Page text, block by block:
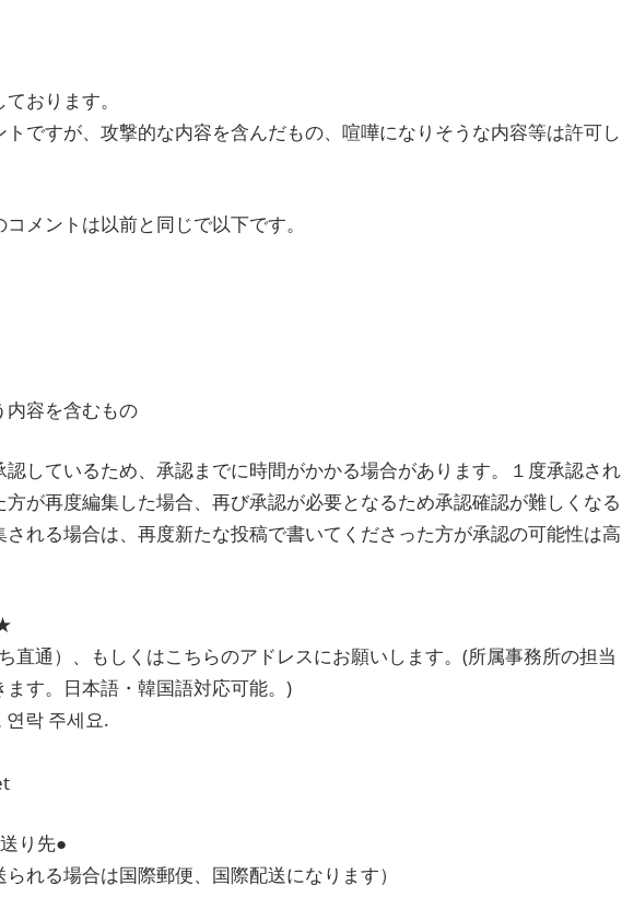
おります。
ですが、攻撃的な内容を含んだもの、喧嘩になりそうな内容等は許可し
メントは以前と同じで以下です。
内容を含むもの
しているため、承認までに時間がかかる場合があります。１度承認され
が再度編集した場合、再び承認が必要となるため承認確認が難しくなる
れる場合は、再度新たな投稿で書いてくださった方が承認の可能性は高
直通）、もしくはこちらのアドレスにお願いします。(所属事務所の担当
す。日本語・韓国語対応可能。)
연락 주세요.
り先●
られる場合は国際郵便、国際配送になります）